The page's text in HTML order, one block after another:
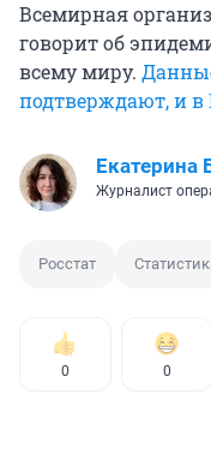
Всемирная
говорит об
всему миру.
подтверждают, и в
Екатерина
Журналист
Росстат
0 0